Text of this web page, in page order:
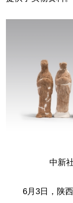
中新
6月3日，陕